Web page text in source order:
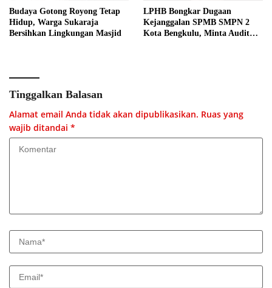
Budaya Gotong Royong Tetap
Hidup, Warga Sukaraja
Bersihkan Lingkungan Masjid
LPHB Bongkar Dugaan
Kejanggalan SPMB SMPN 2
Kota Bengkulu, Minta Audit
Tinggalkan Balasan
Alamat email Anda tidak akan dipublikasikan. Ruas yang
wajib ditandai *